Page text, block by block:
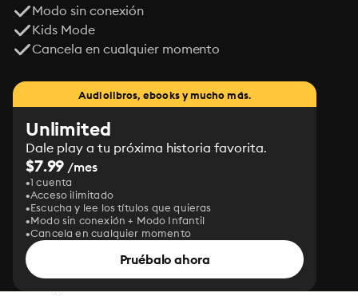
Modo sin conexión
Kids Mode
Cancela en cualquier momento
Audiolibros, ebooks y mucho más.
Unlimited
Dale play a tu próxima historia favorita.
$7.99 /mes
1 cuenta
Acceso ilimitado
Escucha y lee los títulos que quieras
Modo sin conexión + Modo Infantil
Cancela en cualquier momento
Pruébalo ahora